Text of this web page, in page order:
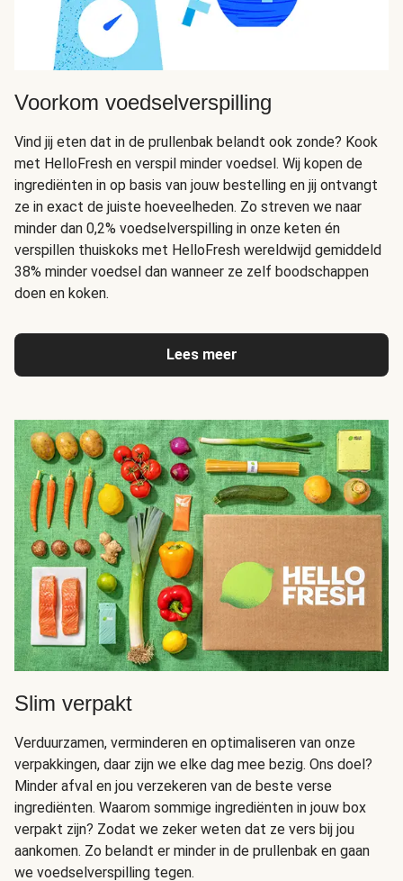
Voorkom voedselverspilling
Vind jij eten dat in de prullenbak belandt ook zonde? Kook
met HelloFresh en verspil minder voedsel. Wij kopen de
ingrediënten in op basis van jouw bestelling en jij ontvangt
ze in exact de juiste hoeveelheden. Zo streven we naar
minder dan 0,2% voedselverspilling in onze keten én
verspillen thuiskoks met HelloFresh wereldwijd gemiddeld
38% minder voedsel dan wanneer ze zelf boodschappen
doen en koken.
Lees meer
Slim verpakt
Verduurzamen, verminderen en optimaliseren van onze
verpakkingen, daar zijn we elke dag mee bezig. Ons doel?
Minder afval en jou verzekeren van de beste verse
ingrediënten. Waarom sommige ingrediënten in jouw box
verpakt zijn? Zodat we zeker weten dat ze vers bij jou
aankomen. Zo belandt er minder in de prullenbak en gaan
we voedselverspilling tegen.